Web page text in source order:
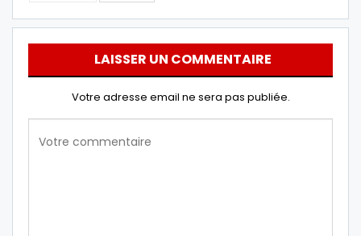
LAISSER UN COMMENTAIRE
Votre adresse email ne sera pas publiée.